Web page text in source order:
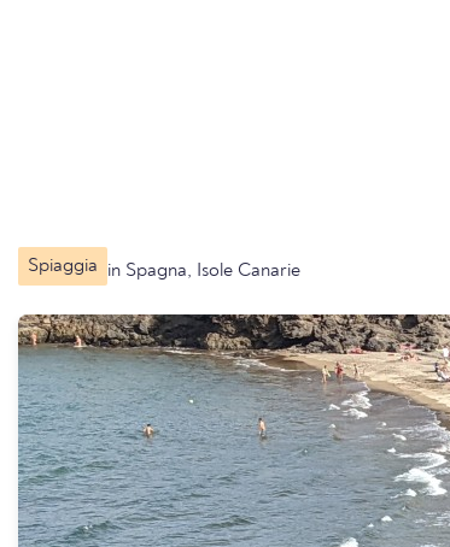
Spiaggia in Spagna, Isole Canarie